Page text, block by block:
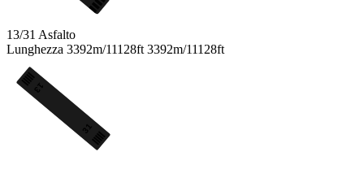
13/31 Asfalto
Lunghezza 3392m/11128ft 3392m/11128ft
31
13